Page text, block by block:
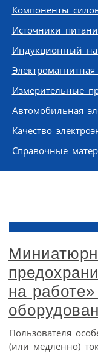
Компоненты
Источники
Индукционный
Измерительные
Автомобильная
Качество
Справочные
на
Пользователя
(или медленно) ток